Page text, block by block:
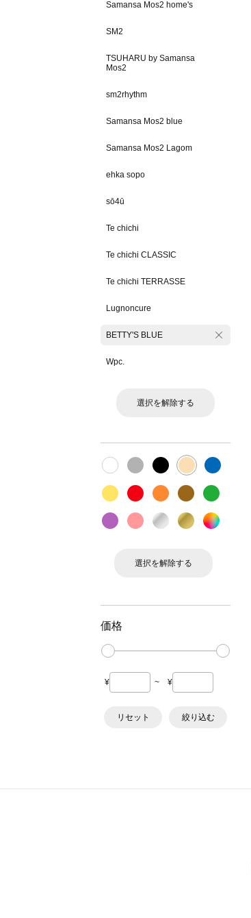
Samansa Mos2 home's
SM2
TSUHARU by Samansa
Mos2
sm2rhythm
Samansa Mos2 blue
Samansa Mos2 Lagom
ehka sopo
sō4ū
Te chichi
Te chichi CLASSIC
Te chichi TERRASSE
Lugnoncure
BETTY'S BLUE
Wpc.
選択を解除する
選択を解除する
価格
¥ ~ ¥
リセット 絞り込む